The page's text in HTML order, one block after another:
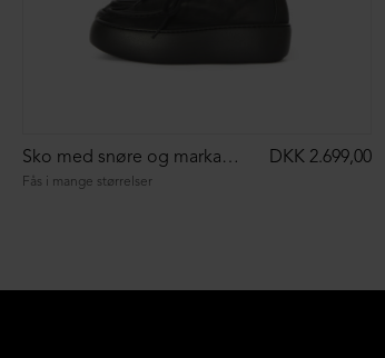
Fås i mange størrelser
Sko med snøre og markant syning DKK 2.699,00